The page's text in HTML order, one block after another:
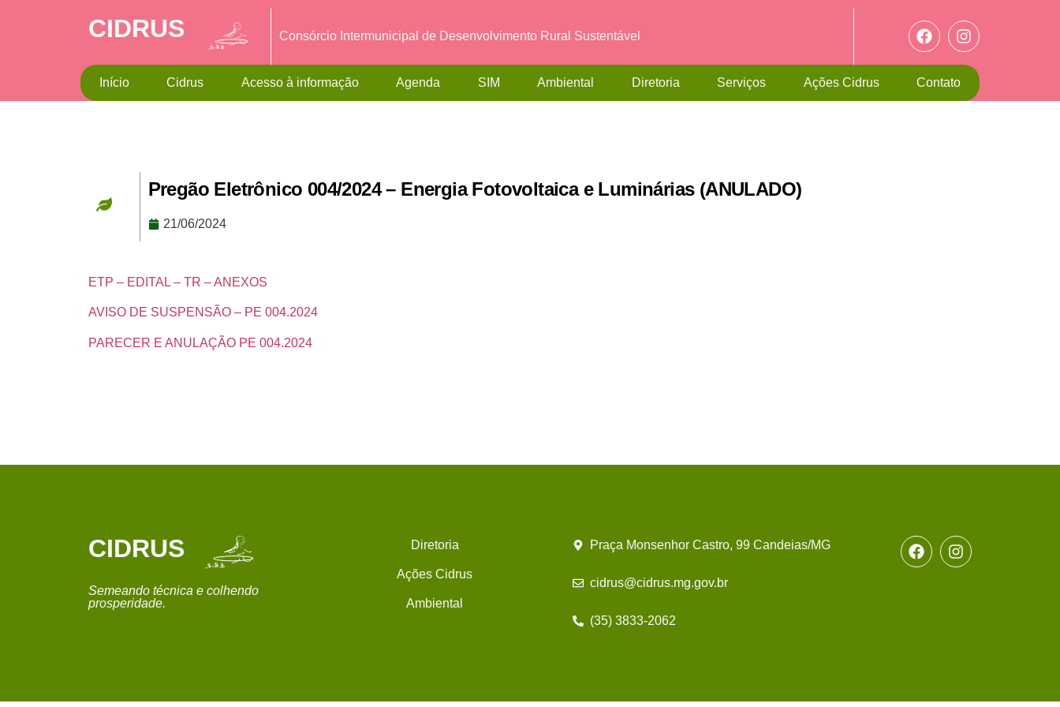
CIDRUS Consórcio Intermunicipal de Desenvolvimento Rural Sustentável
Início Cidrus Acesso à informação Agenda SIM Ambiental Diretoria Serviços Ações Cidrus Contato
Pregão Eletrônico 004/2024 – Energia Fotovoltaica e Luminárias (ANULADO)
21/06/2024
ETP – EDITAL – TR – ANEXOS
AVISO DE SUSPENSÃO – PE 004.2024
PARECER E ANULAÇÃO PE 004.2024
CIDRUS
Semeando técnica e colhendo
prosperidade.
Diretoria
Ações Cidrus
Ambiental
Praça Monsenhor Castro, 99 Candeias/MG
cidrus@cidrus.mg.gov.br
(35) 3833-2062